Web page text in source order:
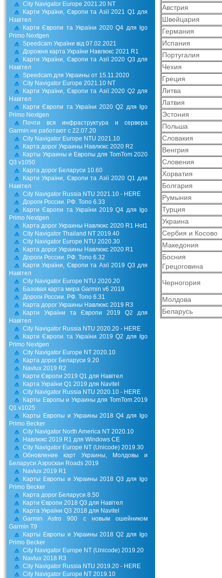
City Navigator Europe 2021.20 NT
Карти України, Європи та Азії 2021 Q1 для
Навітел
Карти Європи та України 2020 Q4 для Igo
Primo Nextgen
Speedcam України від 07.02.2021
Дорожня карта України Навлюкс 2021 R1
Карти України, Європи та Азії 2020 Q3 для
Навітел
Speedcam для Украины от 15.11.2020
City Navigator Europe 2021.10 NT
Карти України, Європи та Азії 2020 Q2 для
Навітел
Карти Європи та України 2020 Q2 для Igo
Primo Nextgen
Почти вся инфраструктура и сервера
Garmin не работают с 22.07.20
City Navigator Europe NTU 2021.10
Карта дорог Украины Навлюкс 2020 R2
Карты Украины и Европы для TomTom 2020
Q3 v1050
Карта дорог Беларуси 10.60
Карти України, Європи та Азії 2020 Q1 для
Навітел
City Navigator Russia NTU 2021.10 - HERE
Дороги России. РФ. Топо 6.33
Карти Європи та України 2019 Q4 для Igo
Primo Nextgen
Карта дорог Украины Навлюкс 2020 R1 Hot1
City Navigator Thailand NT 2019.40
City Navigator Europe NTU 2020.30
Карта дорог Украины Навлюкс 2020 R1
Дороги России. РФ. Топо 6.32
Карти України, Європи та Азії 2019 Q3 для
Навітел
City Navigator Europe NTU 2020.20
Базовая карта мира Garmin v6 2019
Дороги России. РФ. Топо 6.31
Карта дорог Украины Навлюкс 2019 R3
Карти України та Європи 2019 Q2 для
Навітел
City Navigator Russia NTU 2020.20 - HERE
Карти Європи та України 2019 Q2 для Igo
Primo Nextgen
City Navigator Europe NT 2020.10
Карта дорог Беларуси 9.20
Navlux 2019 R2
Карти Європи 2019 Q1 для Навітел
Карта України Q1 2019 для Navitel
City Navigator Russia NTU 2020.10 - HERE
Карты Европы и Украины для TomTom 2019
Q1 v1025
Карты Европы и Украины 2018 Q4 для Igo
Primo Becker
City Navigator North America NT 2020.10
Навлюкс 2019 R1 для Windows CE
City Navigator Europe NT (Unicode) 2019.30
Обновление карт Украины, Молдовы и
Беларуси Аэроскан Roads 2019
Navlux 2019 R1
Карты Европы и Украины 2018 Q3 для Igo
Primo Becker
Карта дорог Беларуси 8.50
Карти Європи 2018 Q3 для Навітел
Карта України Q3 2018 для Navitel
Garmin Astro 900 с новым ошейником
Garmin T9
Карты Европы и Украины 2018 Q2 для Igo
Primo Becker
City Navigator Europe NT (Unicode) 2019.20
Navlux 2018 R3
City Navigator Russia NTU 2019.20 - HERE
City Navigator Europe NT 2019.10
Австрия
Швейцария
Германия
Испания
Португалия
Чехия
Греция
Литва
Латвия
Эстония
Польша
Словакия
Венгрия
Словения
Хорватия
Болгария
Румыния
Турция
Украина
Сербия и Косово
Македония
Босния
Грецоговина
Черногория
Молдова
Беларусь